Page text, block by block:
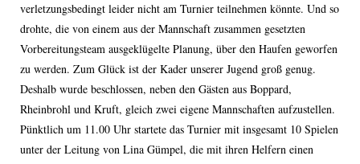
verletzungsbedingt leider nicht am Turnier teilnehmen könnte. Und so
drohte, die von einem aus der Mannschaft zusammen gesetzten
Vorbereitungsteam ausgeklügelte Planung, über den Haufen geworfen
zu werden. Zum Glück ist der Kader unserer Jugend groß genug.
Deshalb wurde beschlossen, neben den Gästen aus Boppard,
Rheinbrohl und Kruft, gleich zwei eigene Mannschaften aufzustellen.
Pünktlich um 11.00 Uhr startete das Turnier mit insgesamt 10 Spielen
unter der Leitung von Lina Gümpel, die mit ihren Helfern einen